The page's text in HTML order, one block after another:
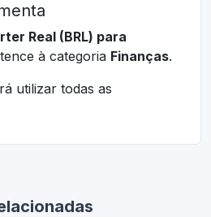
Real (BRL) para
à categoria Finanças.
utilizar todas as